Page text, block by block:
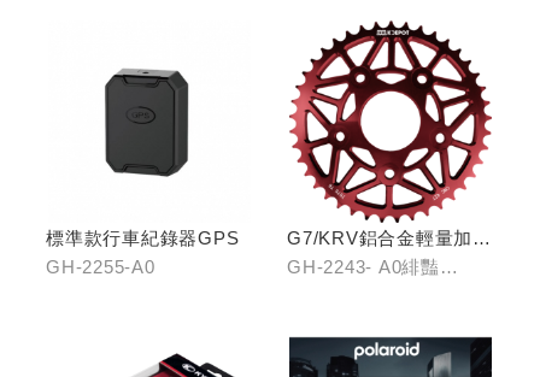
標準款行車紀錄器GPS
GH-2255-A0
G7/KRV鋁合金輕量加大
齒盤42T
GH-2243- A0緋豔